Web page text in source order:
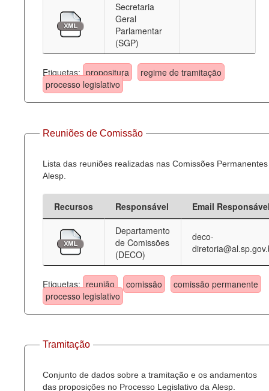
Secretaria
Geral
Parlamentar
(SGP)
Etiquetas: propositura
regime de tramitação
processo legislativo
Reuniões de Comissão
Lista das reuniões realizadas nas Comissões
Alesp.
Recursos Responsável
Email
Departamento
de Comissões
(DECO)
deco-
Etiquetas: reunião comissão
comissão permanente
processo legislativo
Tramitação
Conjunto de dados sobre a tramitação e os andamentos
das proposições no Processo Legislativo da Alesp.